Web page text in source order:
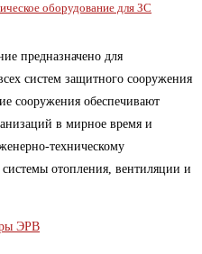
оборудование для ЗС
предназначено для
систем защитного сооружения
сооружения обеспечивают
в мирное время и
техническому
отопления, вентиляции и